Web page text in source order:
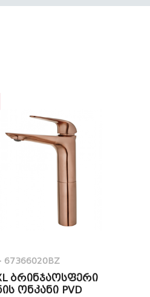
67366020BZ
XL ბრინჯაოსფერი
ონკანი PVD